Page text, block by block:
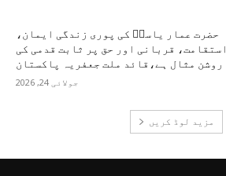
حضرت عمار یاسرؑ کی پوری زندگی ایمان،
استقامت، قربانی اور حق پر ثابت قدمی کی
روشن مثال ہے،قائد ملت جعفریہ پاکستان
جولائی 24, 2026
مزید لوڈ کریں